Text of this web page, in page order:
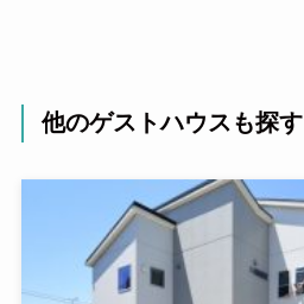
他のゲストハウスも探す